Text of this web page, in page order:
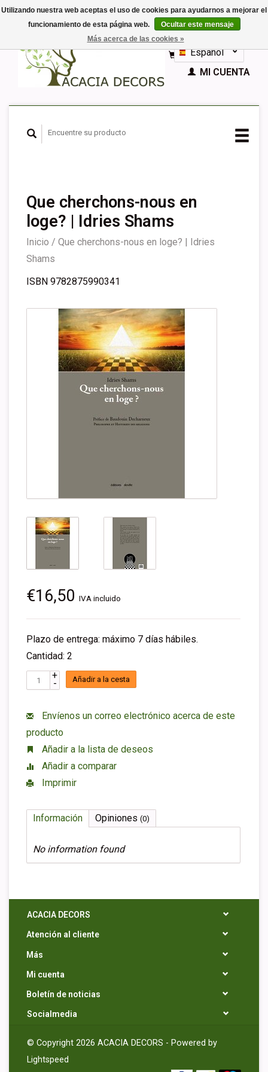
EUR
GBPEspañol
Nederlands
Français
CESTA (€0,00)
MI CUENTA
Que cherchons-nous en
loge? | Idries Shams
Inicio / Que cherchons-nous en loge? | Idries
Shams
ISBN 9782875990341
€16,50 IVA incluido
Plazo de entrega: máximo 7 días hábiles.
Cantidad: 2
+
- Añadir a la cesta
Envíenos un correo electrónico acerca de este
producto
Añadir a la lista de deseos
Añadir a comparar
Imprimir
Información Opiniones (0)
No information found
ACACIA DECORS
Atención al cliente
Más
Mi cuenta
Boletín de noticias
Socialmedia
© Copyright 2026 ACACIA DECORS - Powered by
Lightspeed
Utilizando nuestra web aceptas el uso de cookies para ayudarnos a mejorar el
funcionamiento de esta página web.
Ocultar este mensaje
Más acerca de las cookies »